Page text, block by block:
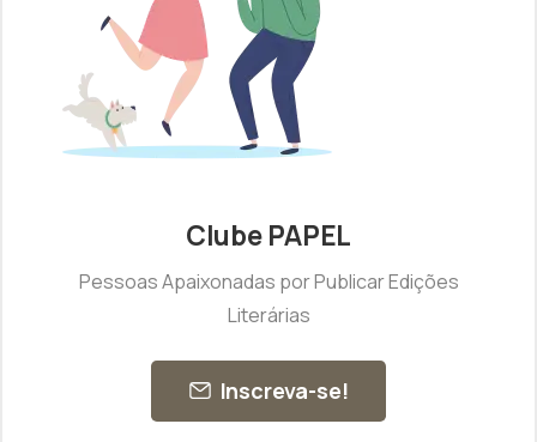
Clube PAPEL
Pessoas Apaixonadas por Publicar Edições
Literárias
Inscreva-se!